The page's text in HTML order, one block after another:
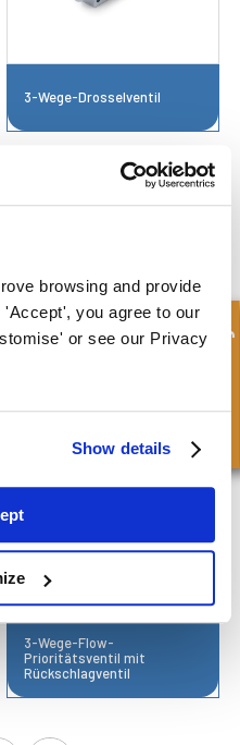
browsing and provide
you agree to our
or see our Privacy
Show details
3-Wege-Drosselventil
Druckentlastungsventil
3-Wege-Flow-
Prioritätsventil mit
Rückschlagventil
Schnellanfrage